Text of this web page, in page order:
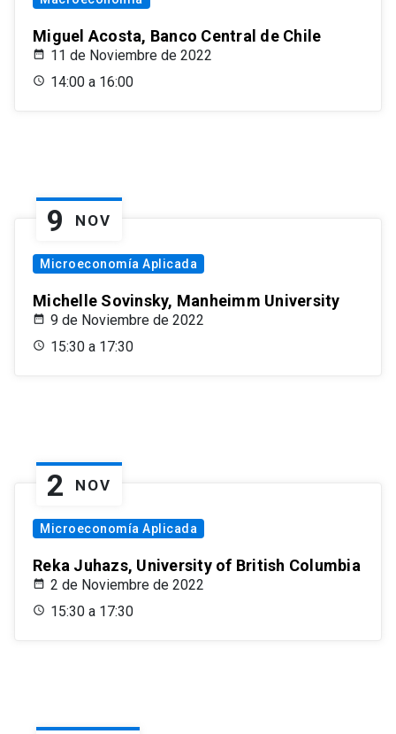
Miguel Acosta, Banco Central de Chile
11 de Noviembre de 2022
14:00 a 16:00
9 NOV
Microeconomía Aplicada
Michelle Sovinsky, Manheimm University
9 de Noviembre de 2022
15:30 a 17:30
2 NOV
Microeconomía Aplicada
Reka Juhazs, University of British Columbia
2 de Noviembre de 2022
15:30 a 17:30